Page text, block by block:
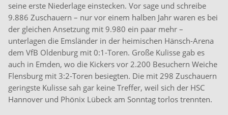
seine erste Niederlage einstecken. Vor sage und schreibe
9.886 Zuschauern – nur vor einem halben Jahr waren es bei
der gleichen Ansetzung mit 9.980 ein paar mehr –
unterlagen die Emsländer in der heimischen Hänsch-Arena
dem VfB Oldenburg mit 0:1-Toren. Große Kulisse gab es
auch in Emden, wo die Kickers vor 2.200 Besuchern Weiche
Flensburg mit 3:2-Toren besiegten. Die mit 298 Zuschauern
geringste Kulisse sah gar keine Treffer, weil sich der HSC
Hannover und Phönix Lübeck am Sonntag torlos trennten.